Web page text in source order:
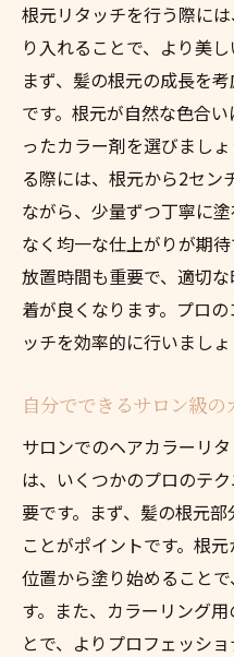
根元リタッチを行う際に
り入れることで、より美
まず、髪の根元の成長を
です。根元が自然な色合
ったカラー剤を選びまし
る際には、根元から2セン
ながら、少量ずつ丁寧に
なく均一な仕上がりが期
放置時間も重要で、適切
着が良くなります。プロ
ッチを効率的に行いましょ
自分でできるサロン級の
サロンでのヘアカラーリ
は、いくつかのプロのテ
要です。まず、髪の根元
ことがポイントです。根
位置から塗り始めること
す。また、カラーリング
とで、よりプロフェッシ